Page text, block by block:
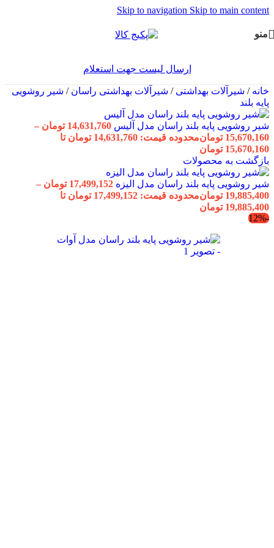
Skip to navigation Skip to main content
منو
ارسال لیست جهت استعلام
خانه/ شیرآلات بهداشتی/ شیرآلات بهداشتی راسان/ شیر روشویی
پایه بلند
شیر روشویی پایه بلند راسان مدل آلیس 14,631,760 تومان –
15,670,160 تومان
محدوده قیمت: 14,631,760 تومان تا
15,670,160 تومان
بازگشت به محصولات
شیر روشویی پایه بلند راسان مدل الیزه 17,499,152 تومان –
19,885,400 تومان
محدوده قیمت: 17,499,152 تومان تا
19,885,400 تومان
-12%